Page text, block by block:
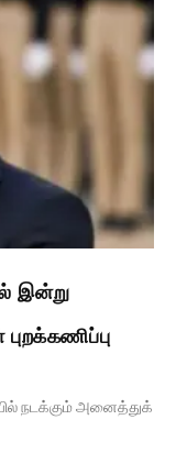
இன்று
நடக்கும் அனைத்துக்